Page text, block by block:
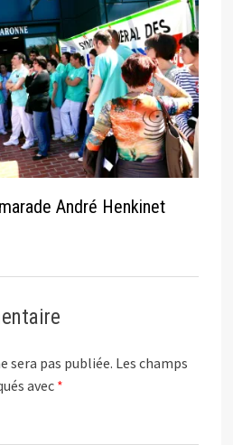
André Henkinet
sera pas publiée. Les champs
avec *